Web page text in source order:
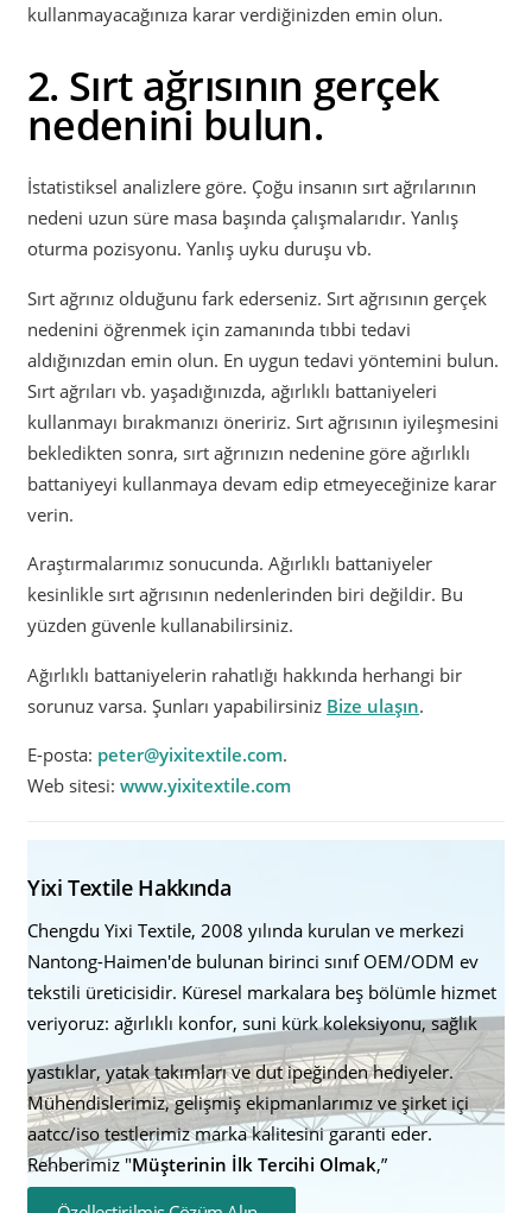
kullanmayacağınıza karar verdiğinizden emin olun.
2. Sırt ağrısının gerçek
nedenini bulun.
İstatistiksel analizlere göre. Çoğu insanın sırt ağrılarının
nedeni uzun süre masa başında çalışmalarıdır. Yanlış
oturma pozisyonu. Yanlış uyku duruşu vb.
Sırt ağrınız olduğunu fark ederseniz. Sırt ağrısının gerçek
nedenini öğrenmek için zamanında tıbbi tedavi
aldığınızdan emin olun. En uygun tedavi yöntemini bulun.
Sırt ağrıları vb. yaşadığınızda, ağırlıklı battaniyeleri
kullanmayı bırakmanızı öneririz. Sırt ağrısının iyileşmesini
bekledikten sonra, sırt ağrınızın nedenine göre ağırlıklı
battaniyeyi kullanmaya devam edip etmeyeceğinize karar
verin.
Araştırmalarımız sonucunda. Ağırlıklı battaniyeler
kesinlikle sırt ağrısının nedenlerinden biri değildir. Bu
yüzden güvenle kullanabilirsiniz.
Ağırlıklı battaniyelerin rahatlığı hakkında herhangi bir
sorunuz varsa. Şunları yapabilirsiniz Bize ulaşın.
E-posta: peter@yixitextile.com.
Web sitesi:www.yixitextile.com
Yixi Textile Hakkında
Chengdu Yixi Textile, 2008 yılında kurulan ve merkezi
Nantong-Haimen'de bulunan birinci sınıf OEM/ODM ev
tekstili üreticisidir. Küresel markalara beş bölümle hizmet
veriyoruz: ağırlıklı konfor, suni kürk koleksiyonu, sağlık
yastıklar, yatak takımları ve dut ipeğinden hediyeler.
Mühendislerimiz, gelişmiş ekipmanlarımız ve şirket içi
aatcc/iso testlerimiz marka kalitesini garanti eder.
Rehberimiz "Müşterinin İlk Tercihi Olmak,”